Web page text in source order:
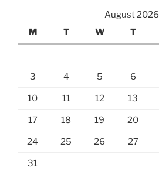
August 2026
M
T W T
3 4 5 6
10 11 12 13
17 18 19 20
24 25 26 27
31